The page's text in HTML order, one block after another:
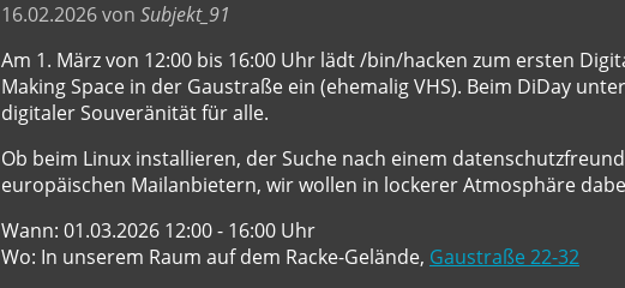
16.02.2026 von Subjekt_91
Am 1. März von 12:00 bis 16:00 Uhr lädt /bin/hacken zum ersten
Making Space in der Gaustraße ein (ehemalig VHS). Beim DiDay
digitaler Souveränität für alle.
Ob beim Linux installieren, der Suche nach einem
europäischen Mailanbietern, wir wollen in lockerer Atmosphäre
Wann: 01.03.2026 12:00 - 16:00 Uhr
Wo: In unserem Raum auf dem Racke-Gelände, Gaustraße 22-32